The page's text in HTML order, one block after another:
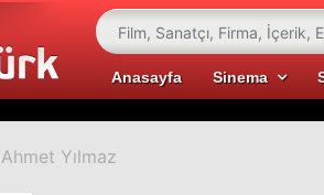
Anasayfa Sinema
Ahmet Yılmaz